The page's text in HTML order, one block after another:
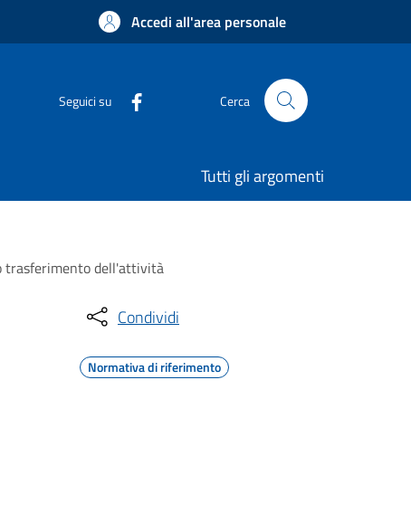
Accedi all'area personale
Seguici su Cerca
Tutti gli argomenti
trasferimento dell'attività
Condividi
Normativa di riferimento